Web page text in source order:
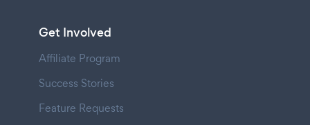
Get Involved
Affiliate Program
Success Stories
Feature Requests